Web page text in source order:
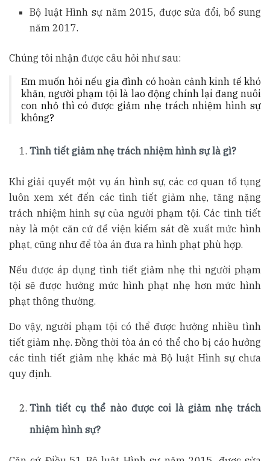
Bộ luật Hình sự năm 2015, được sửa đổi, bổ sung
năm 2017.
Chúng tôi nhận được câu hỏi như sau:
Em muốn hỏi nếu gia đình có hoàn cảnh kinh tế khó
khăn, người phạm tội là lao động chính lại đang nuôi
con nhỏ thì có được giảm nhẹ trách nhiệm hình sự
không?
Tình tiết giảm nhẹ trách nhiệm hình sự là gì?
Khi giải quyết một vụ án hình sự, các cơ quan tố tụng
luôn xem xét đến các tình tiết giảm nhẹ, tăng nặng
trách nhiệm hình sự của người phạm tội. Các tình tiết
này là một căn cứ để viện kiểm sát đề xuất mức hình
phạt, cũng như để tòa án đưa ra hình phạt phù hợp.
Nếu được áp dụng tình tiết giảm nhẹ thì người phạm
tội sẽ được hưởng mức hình phạt nhẹ hơn mức hình
phạt thông thường.
Do vậy, người phạm tội có thể được hưởng nhiều tình
tiết giảm nhẹ. Đồng thời tòa án có thể cho bị cáo hưởng
các tình tiết giảm nhẹ khác mà Bộ luật Hình sự chưa
quy định.
Tình tiết cụ thể nào được coi là giảm nhẹ trách
nhiệm hình sự?